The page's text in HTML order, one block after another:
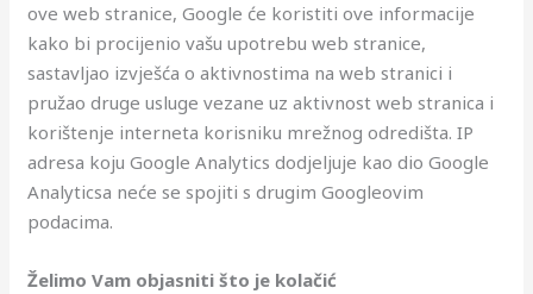
ove web stranice, Google će koristiti ove informacije
kako bi procijenio vašu upotrebu web stranice,
sastavljao izvješća o aktivnostima na web stranici i
pružao druge usluge vezane uz aktivnost web stranica i
korištenje interneta korisniku mrežnog odredišta. IP
adresa koju Google Analytics dodjeljuje kao dio Google
Analyticsa neće se spojiti s drugim Googleovim
podacima.
Želimo Vam objasniti što je kolačić